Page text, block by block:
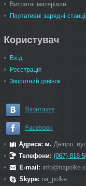
Витратні матеріали
Портативні зарядні
Користувач
Вхід
Реєстрація
Зворотний дзвінок
Вконтакте
Facebook
Адреса: м. Дніпро,
Телефони: (067) 818
E-mail:
Skype: na_polke